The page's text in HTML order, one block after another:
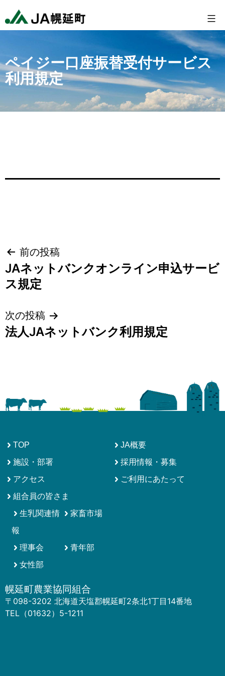
ン
ン
ツ
ス
延
農
業
同
ペイジー口座振替受付サービス
利用規定
投
稿
ナ
ビ
ゲ
ン
前の投稿
JAネットバンクオンライン申込サービ
ス規定
次の投稿
法人JAネットバンク利用規定
TOP
JA概要
施設・部署
採用情報・募集
アクセス
ご利用にあたって
組合員の皆さま
生乳関連情
報
家畜市場
理事会
青年部
女性部
幌延町農業協同組合
〒098-3202 北海道天塩郡幌延町2条北1丁目14番地
TEL（01632）5-1211